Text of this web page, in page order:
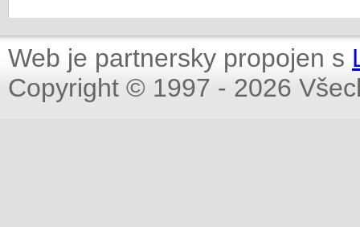
Web je partnersky propojen s
Copyright © 1997 - 2026